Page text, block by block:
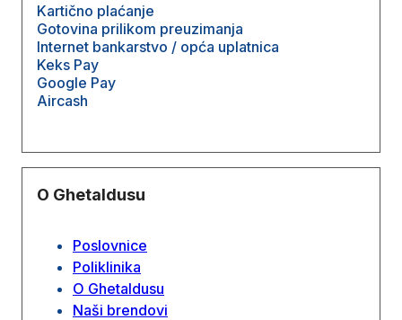
Kartično plaćanje
Gotovina prilikom preuzimanja
Internet bankarstvo / opća uplatnica
Keks Pay
Google Pay
Aircash
O Ghetaldusu
Poslovnice
Poliklinika
O Ghetaldusu
Naši brendovi